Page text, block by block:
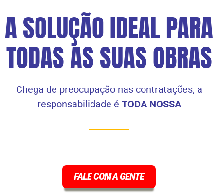
A SOLUÇÃO IDEAL PARA
TODAS AS SUAS OBRAS
Chega de preocupação nas contratações, a
responsabilidade é TODA NOSSA
FALE COM A GENTE